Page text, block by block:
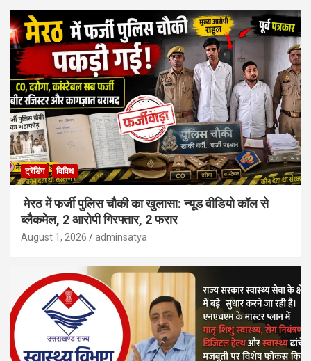
ट्रेंडिंग विविध
मेरठ में फर्जी पुलिस चौकी का खुलासा: न्यूड वीडियो कॉल से
ब्लैकमेल, 2 आरोपी गिरफ्तार, 2 फरार
August 1, 2026 adminsatya